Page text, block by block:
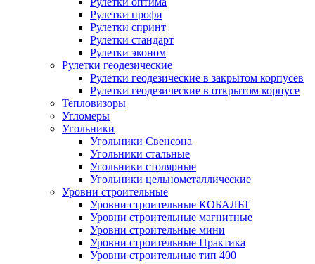
Рулетки профи
Рулетки спринт
Рулетки стандарт
Рулетки эконом
Рулетки геодезические
Рулетки геодезические в закрытом корпусев
Рулетки геодезические в открытом корпусе
Тепловизоры
Угломеры
Угольники
Угольники Свенсона
Угольники стальные
Угольники столярные
Угольники цельнометаллические
Уровни строительные
Уровни строительные КОБАЛЬТ
Уровни строительные магнитные
Уровни строительные мини
Уровни строительные Практика
Уровни строительные тип 400